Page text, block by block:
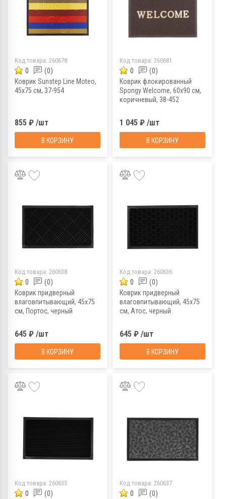
Код товара: 260678
0 (0)
Коврик Sunstep Line Moteo,
45х75 см, 37-954
855 ₽ /шт
В КОРЗИНУ
Код товара: 260681
0 (0)
Коврик флокированный
Spongy Welcome, 60х90 см,
коричневый, 38-452
1 045 ₽ /шт
В КОРЗИНУ
Код товара: 260638
0 (0)
Коврик придверный
влаговпитывающий, 45х75
см, Портос, черный
645 ₽ /шт
В КОРЗИНУ
Код товара: 260636
0 (0)
Коврик придверный
влаговпитывающий, 45х75
см, Атос, черный
645 ₽ /шт
В КОРЗИНУ
Код товара: 260635
0 (0)
Код товара: 260637
0 (0)